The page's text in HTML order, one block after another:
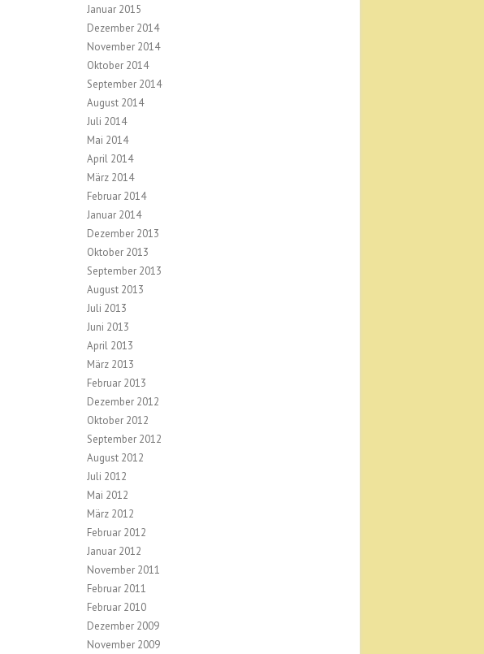
Januar 2015
Dezember 2014
November 2014
Oktober 2014
September 2014
August 2014
Juli 2014
Mai 2014
April 2014
März 2014
Februar 2014
Januar 2014
Dezember 2013
Oktober 2013
September 2013
August 2013
Juli 2013
Juni 2013
April 2013
März 2013
Februar 2013
Dezember 2012
Oktober 2012
September 2012
August 2012
Juli 2012
Mai 2012
März 2012
Februar 2012
Januar 2012
November 2011
Februar 2011
Februar 2010
Dezember 2009
November 2009